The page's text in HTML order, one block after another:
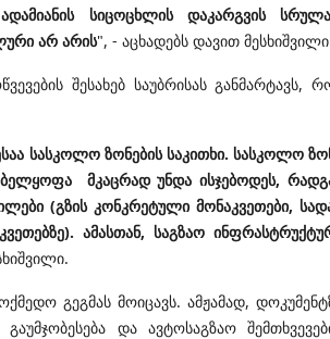
სიცოცხლის დაკარგვის
არ არის", - აცხადებს დავით
შესახებ საუბრისას განმარტავს,
სასკოლო ზონების საკითხი. სასკოლო
მკაცრად უნდა ისჯებოდეს,
(გზის კონკრეტული მონაკვეთები,
ამასთან, საგზაო
გეგმას მოიცავს. ამჟამად,
და ავტოსაგზაო